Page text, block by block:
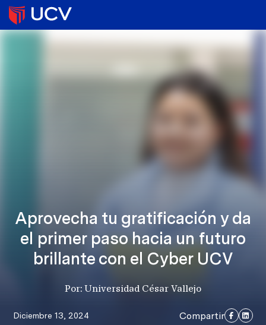
Aprovecha tu gratificación y da
el primer paso hacia un futuro
brillante con el Cyber UCV
Por: Universidad César Vallejo
Diciembre 13, 2024 Compartir